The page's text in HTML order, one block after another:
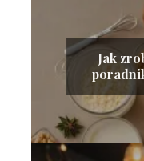
Jak